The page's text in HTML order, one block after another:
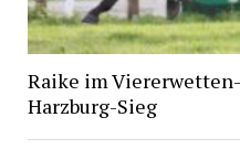
Raike im
Harzburg-Sieg